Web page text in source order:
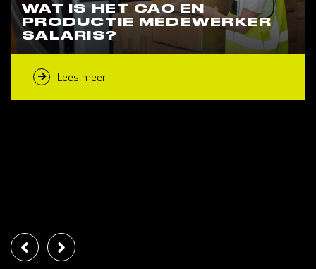
WAT IS HET CAO EN
PRODUCTIE MEDEWERKER
SALARIS?
Lees meer